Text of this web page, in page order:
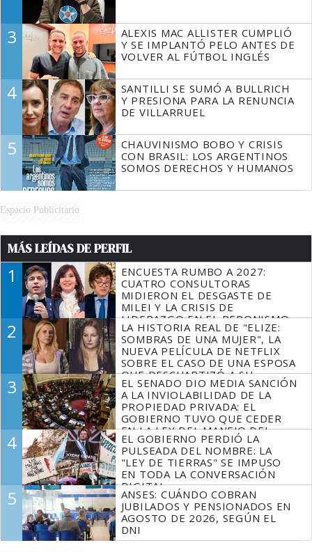
3
ALEXIS MAC ALLISTER CUMPLIÓ
Y SE IMPLANTÓ PELO ANTES DE
VOLVER AL FÚTBOL INGLÉS
4
SANTILLI SE SUMÓ A BULLRICH
Y PRESIONA PARA LA RENUNCIA
DE VILLARRUEL
5
CHAUVINISMO BOBO Y CRISIS
CON BRASIL: LOS ARGENTINOS
SOMOS DERECHOS Y HUMANOS
Espacio Publicitario
MÁS LEÍDAS DE PERFIL
1
ENCUESTA RUMBO A 2027:
CUATRO CONSULTORAS
MIDIERON EL DESGASTE DE
MILEI Y LA CRISIS DE
LIDERAZGO EN EL PERONISMO
2
LA HISTORIA REAL DE "ELIZE:
SOMBRAS DE UNA MUJER", LA
NUEVA PELÍCULA DE NETFLIX
SOBRE EL CASO DE UNA ESPOSA
QUE DESCUARTIZÓ A SU
MARIDO
3
EL SENADO DIO MEDIA SANCIÓN
A LA INVIOLABILIDAD DE LA
PROPIEDAD PRIVADA: EL
GOBIERNO TUVO QUE CEDER
EN LA LEY DEL MANEJO DEL
FUEGO
4
EL GOBIERNO PERDIÓ LA
PULSEADA DEL NOMBRE: LA
"LEY DE TIERRAS" SE IMPUSO
EN TODA LA CONVERSACIÓN
DIGITAL
5
ANSES: CUÁNDO COBRAN
JUBILADOS Y PENSIONADOS EN
AGOSTO DE 2026, SEGÚN EL
DNI